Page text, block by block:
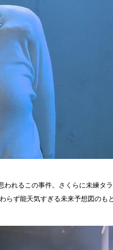
れるこの事件。さくらに未練タラ
らず能天気すぎる未来予想図のも